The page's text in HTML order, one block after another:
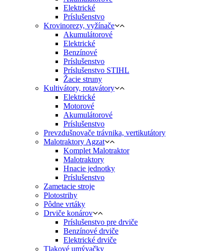
Elektrické
Príslušenstvo
Krovinorezy, vyžínače
Akumulátorové
Elektrické
Benzínové
Príslušenstvo
Príslušenstvo STIHL
Žacie struny
Kultivátory, rotavátory
Elektrické
Motorové
Akumulátorové
Príslušenstvo
Prevzdušnovače trávnika, vertikutátory
Malotraktory Agzat
Komplet Malotraktor
Malotraktory
Hnacie jednotky
Príslušenstvo
Zametacie stroje
Plotostrihy
Pôdne vrtáky
Drviče konárov
Príslušenstvo pre drviče
Benzínové drviče
Elektrické drviče
Tlakové umývačky